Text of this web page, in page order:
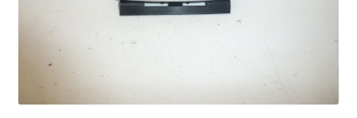
Pagamentos
Pagamentos